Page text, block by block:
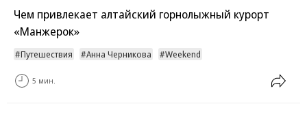
Чем привлекает алтайский горнолыжный курорт
«Манжерок»
Путешествия Анна Черникова Weekend
5 мин.